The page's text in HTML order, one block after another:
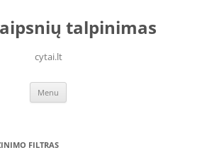
talpinimas
cytai.lt
Menu
FILTRAS